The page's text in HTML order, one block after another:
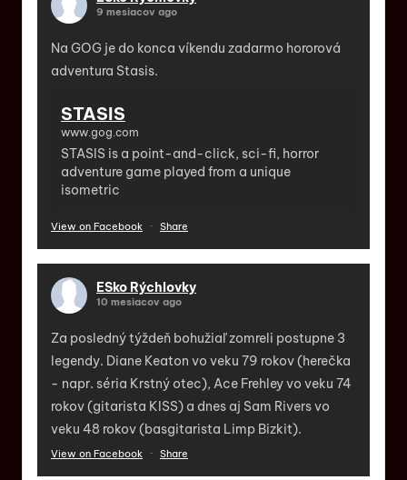
9 mesiacov ago
Na GOG je do konca víkendu zadarmo hororová
adventura Stasis.
STASIS
www.gog.com
STASIS is a point-and-click, sci-fi, horror
adventure game played from a unique
isometric
View on Facebook · Share
ESko Rýchlovky
10 mesiacov ago
Za posledný týždeň bohužiaľ zomreli postupne 3
legendy. Diane Keaton vo veku 79 rokov (herečka
- napr. séria Krstný otec), Ace Frehley vo veku 74
rokov (gitarista KISS) a dnes aj Sam Rivers vo
veku 48 rokov (basgitarista Limp Bizkit).
View on Facebook · Share